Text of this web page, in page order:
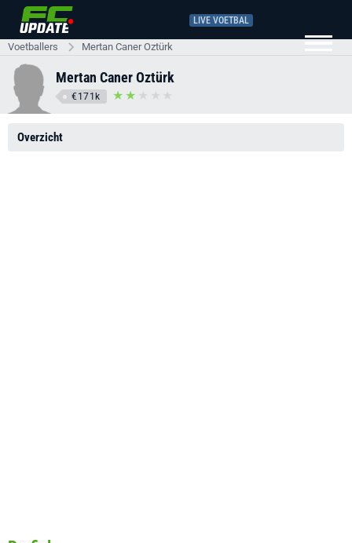
LIVE VOETBAL
Voetballers Mertan Caner Oztürk
Mertan Caner Oztürk
€171k
Overzicht